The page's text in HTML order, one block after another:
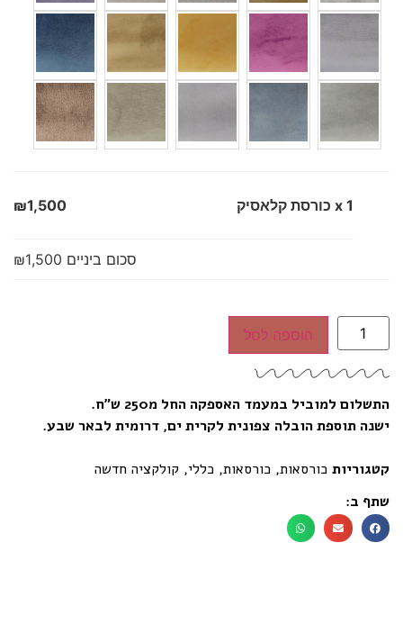
x 1 כורסת קלאסיק ₪1,500
סכום ביניים ₪1,500
הוספה לסל
התשלום למוביל במעמד האספקה החל מ250 ש”ח.
ישנה תוספת הובלה צפונית לקרית ים, דרומית לבאר שבע.
קטגוריות כורסאות, כורסאות, כללי, קולקציה חדשה
שתף ב: